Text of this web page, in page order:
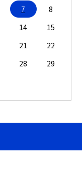
7
8
14
15
21
22
28
29